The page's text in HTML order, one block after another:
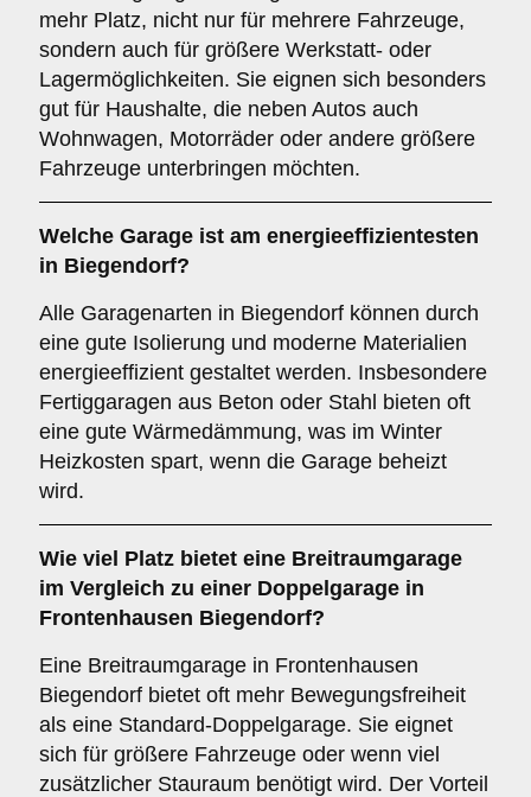
mehr Platz, nicht nur für mehrere Fahrzeuge,
sondern auch für größere Werkstatt- oder
Lagermöglichkeiten. Sie eignen sich besonders
gut für Haushalte, die neben Autos auch
Wohnwagen, Motorräder oder andere größere
Fahrzeuge unterbringen möchten.
Welche Garage ist am energieeffizientesten
in Biegendorf?
Alle Garagenarten in Biegendorf können durch
eine gute Isolierung und moderne Materialien
energieeffizient gestaltet werden. Insbesondere
Fertiggaragen aus Beton oder Stahl bieten oft
eine gute Wärmedämmung, was im Winter
Heizkosten spart, wenn die Garage beheizt
wird.
Wie viel Platz bietet eine Breitraumgarage
im Vergleich zu einer Doppelgarage in
Frontenhausen Biegendorf?
Eine Breitraumgarage in Frontenhausen
Biegendorf bietet oft mehr Bewegungsfreiheit
als eine Standard-Doppelgarage. Sie eignet
sich für größere Fahrzeuge oder wenn viel
zusätzlicher Stauraum benötigt wird. Der Vorteil